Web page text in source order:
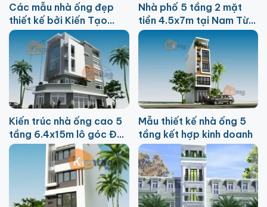
Các mẫu nhà ống đẹp
thiết kế bởi Kiến Tạo
Việt
Nhà phố 5 tầng 2 mặt
tiền 4.5x7m tại Nam Từ
Liêm chi phí 650 triệu
Kiến trúc nhà ống cao 5
tầng 6.4x15m lô góc Đại
Thanh
Mẫu thiết kế nhà ống 5
tầng kết hợp kinh doanh